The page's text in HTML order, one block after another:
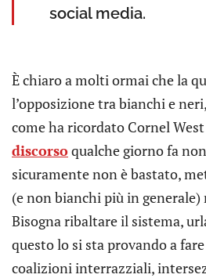
social media.
È chiaro a molti ormai che la
l’opposizione tra bianchi e
come ha ricordato Cornel
discorsoqualche giorno fa
sicuramente non è bastato,
(e non bianchi più in
Bisogna ribaltare il sistema,
questo lo si sta provando a
coalizioni interrazziali,